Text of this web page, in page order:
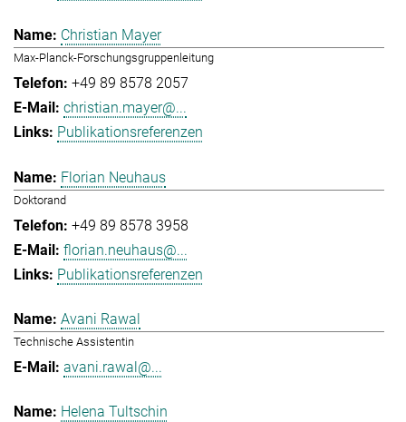
Christian Mayer
Max-Planck-Forschungsgruppenleitung
+49 89 8578 2057
christian.mayer@...
Publikationsreferenzen
Florian Neuhaus
Doktorand
+49 89 8578 3958
florian.neuhaus@...
Publikationsreferenzen
Avani Rawal
Technische Assistentin
avani.rawal@...
Helena Tultschin